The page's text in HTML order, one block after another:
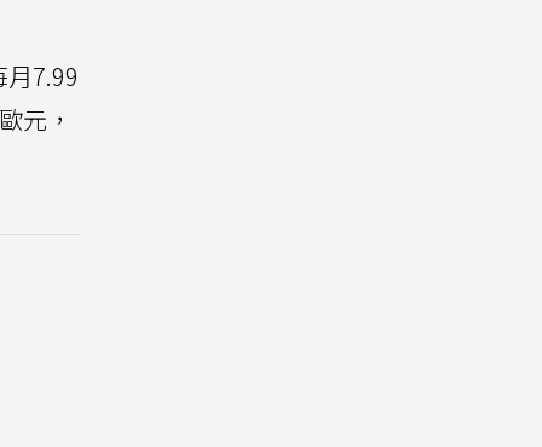
7.99
元，